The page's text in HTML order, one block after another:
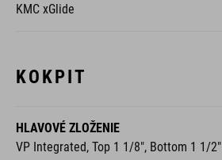
KMC xGlide
KOKPIT
HLAVOVÉ ZLOŽENIE
VP Integrated, Top 1 1/8", Bottom 1 1/2"